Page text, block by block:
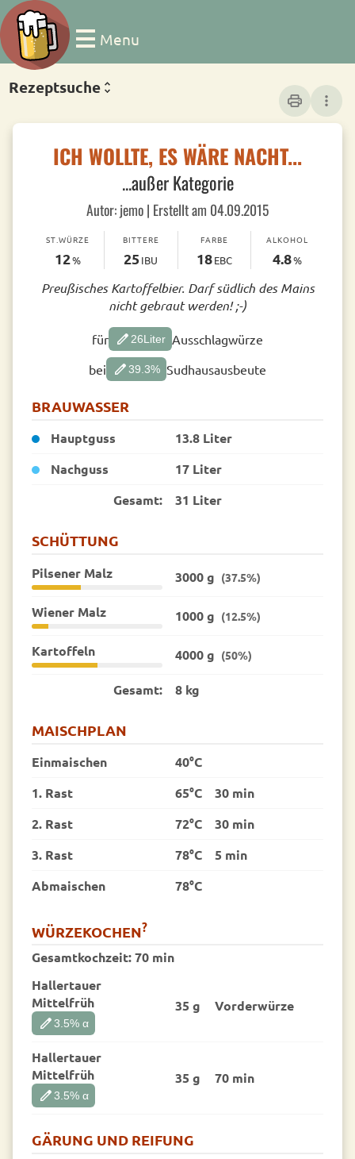
Menu
Rezeptsuche
print more_vert
ICH WOLLTE, ES WÄRE NACHT...
...außer Kategorie
Autor: jemo | Erstellt am 04.09.2015
ST.WÜRZE
12%
BITTERE
25 IBU
FARBE
18EBC
ALKOHOL
4.8%
Preußisches Kartoffelbier. Darf südlich des Mains
nicht gebraut werden! ;-)
für edit 26Liter Ausschlagwürze
bei edit39.3% Sudhausausbeute
BRAUWASSER
Hauptguss
13.8 Liter
Nachguss
17 Liter
Gesamt:
31 Liter
SCHÜTTUNG
Pilsener Malz 3000 g (37.5%)
Wiener Malz 1000 g (12.5%)
Kartoffeln 4000 g (50%)
Gesamt: 8 kg
MAISCHPLAN
Einmaischen
40°C
1. Rast
65°C
30 min
2. Rast
72°C
30 min
3. Rast
78°C
5 min
Abmaischen
78°C
WÜRZEKOCHEN?
Gesamtkochzeit:70 min
Hallertauer
Mittelfrüh
edit3.5% α
35 g Vorder­würze
Hallertauer
Mittelfrüh
edit3.5% α
35 g 70 min
GÄRUNG UND REIFUNG